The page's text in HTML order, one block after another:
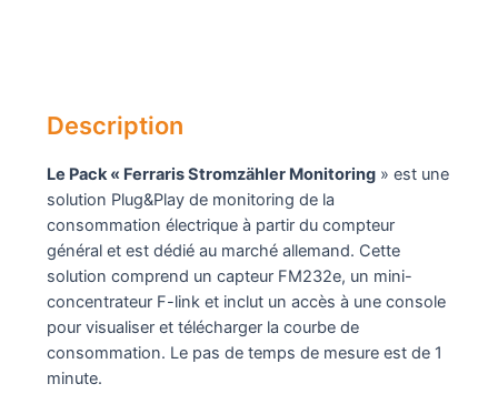
Description
Le Pack « Ferraris Stromzähler Monitoring» est une
solution Plug&Play de monitoring de la
consommation électrique à partir du compteur
général et est dédié au marché allemand. Cette
solution comprend un capteur FM232e, un mini-
concentrateur F-link et inclut un accès à une console
pour visualiser et télécharger la courbe de
consommation. Le pas de temps de mesure est de 1
minute.